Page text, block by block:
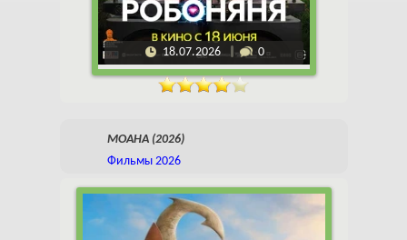
18.07.2026 0
МОАНА (2026)
Фильмы 2026